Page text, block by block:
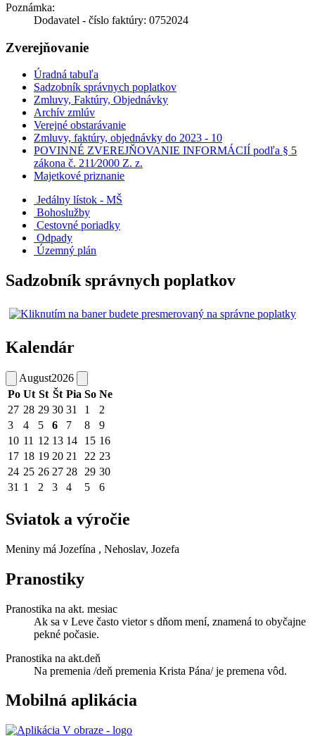
Poznámka:
Dodavatel - číslo faktúry: 0752024
Zverejňovanie
Úradná tabuľa
Sadzobník správnych poplatkov
Zmluvy, Faktúry, Objednávky
Archív zmlúv
Verejné obstarávanie
Zmluvy, faktúry, objednávky do 2023 - 10
POVINNÉ ZVEREJŇOVANIE INFORMÁCIÍ podľa § 5
zákona č. 211⁄2000 Z. z.
Majetkové priznanie
Jedálny lístok - MŠ
Bohoslužby
Cestovné poriadky
Odpady
Územný plán
Sadzobník správnych poplatkov
Kalendár
August2026
Po Ut St Št Pia So Ne
27 28 29 30 31 1
2
3
4 5 6 7 8
9
10 11 12 13 14 15 16
17 18 19 20 21 22 23
24 25 26 27 28 29 30
31 1 2 3 4 5 6
Sviatok a výročie
Meniny má Jozefína , Nehoslav, Jozefa
Pranostiky
Pranostika na akt. mesiac
Ak sa v Leve často vietor s dňom mení, znamená to obyčajne
pekné počasie.
Pranostika na akt.deň
Na premenia /deň premenia Krista Pána/ je premena vôd.
Mobilná aplikácia